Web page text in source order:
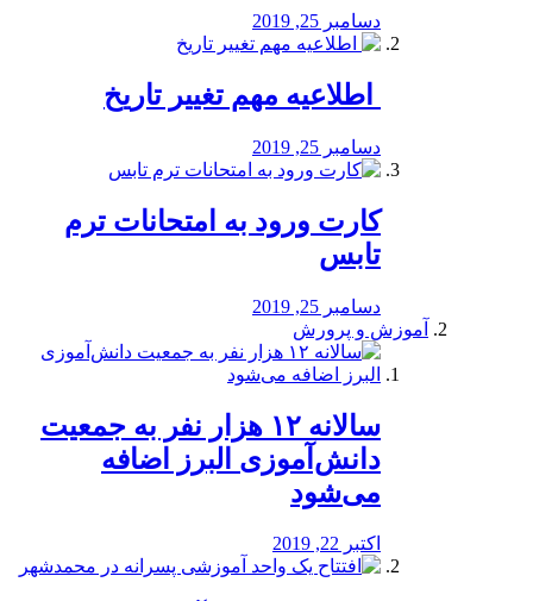
دسامبر 25, 2019
️ اطلاعیه مهم تغییر تاریخ
دسامبر 25, 2019
کارت ورود به امتحانات ترم
تابس
دسامبر 25, 2019
آموزش و پرورش
️سالانه ۱۲ هزار نفر به جمعیت
دانش‌آموزی البرز اضافه
می‌شود
اکتبر 22, 2019